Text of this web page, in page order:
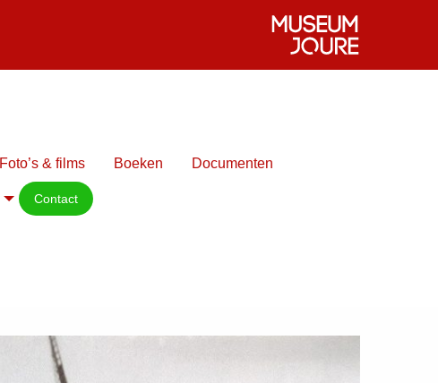
Foto’s & films Boeken Documenten
Contact